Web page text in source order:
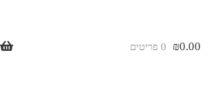
₪0.00 0 פריטים